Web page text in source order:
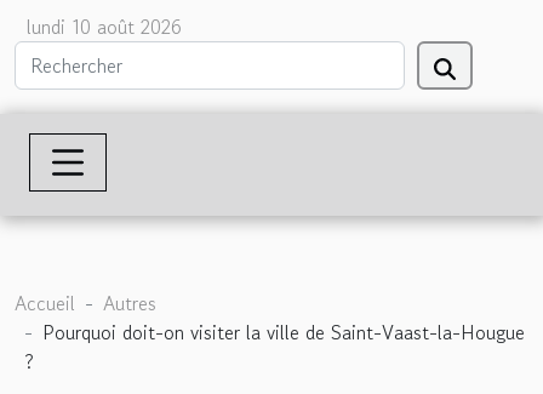
lundi 10 août 2026
Accueil
Autres
Pourquoi doit-on visiter la ville de Saint-Vaast-la-Hougue
?